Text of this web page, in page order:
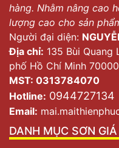
hàng. Nhằm nâng cao
lượng cao cho sản
Người đại diện:
Địa chỉ: 135 Bùi Quang
phố Hồ Chí Minh
MST: 0313784070
Hotline: 0944727134
Email:
DANH MỤC SƠN GIÁ